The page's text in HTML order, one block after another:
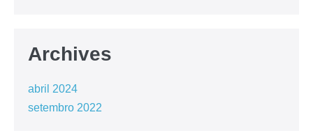
Archives
abril 2024
setembro 2022